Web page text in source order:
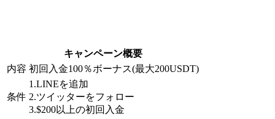
キャンペーン概要
内容 初回入金100％ボーナス(最大200USDT)
条件
1.LINEを追加
2.ツイッターをフォロー
3.$200以上の初回入金